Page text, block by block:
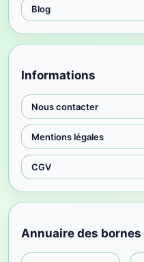
Blog
Informations
Nous contacter
Mentions légales
CGV
Annuaire des bornes